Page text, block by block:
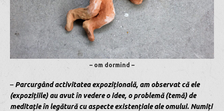
– om dormind –
– Parcurgând activitatea expozițională, am observat că ele
(expozițiile) au avut în vedere o idee, o problemă (temă) de
meditație în legătură cu aspecte existențiale ale omului. Numiți